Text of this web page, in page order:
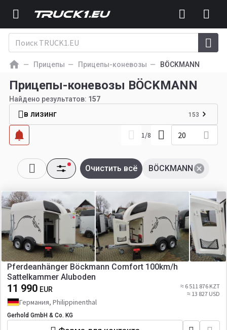
Прицепы Прицепы-коневозы BÖCKMANN
Прицепы-коневозы BÖCKMANN
Найдено результатов: 157
в лизинг 153
1/8 20
BÖCKMANN
Очистить всё
Pferdeanhänger Böckmann Comfort 100km/h
Sattelkammer Aluboden
11 990 EUR
≈ 6 511 876 KZT
≈ 13 827 USD
Германия, Philippinenthal
Gerhold GmbH & Co. KG